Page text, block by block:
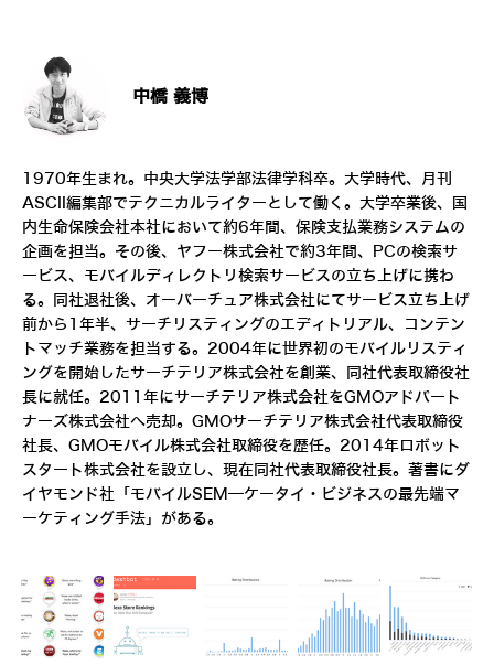
中橋 義博
1970年生まれ。中央大学法学部法律学科卒。大学時代、月刊
ASCII編集部でテクニカルライターとして働く。大学卒業後、国
内生命保険会社本社において約6年間、保険支払業務システムの
企画を担当。その後、ヤフー株式会社で約3年間、PCの検索サ
ービス、モバイルディレクトリ検索サービスの立ち上げに携わ
る。同社退社後、オーバーチュア株式会社にてサービス立ち上げ
前から1年半、サーチリスティングのエディトリアル、コンテン
トマッチ業務を担当する。2004年に世界初のモバイルリスティ
ングを開始したサーチテリア株式会社を創業、同社代表取締役社
長に就任。2011年にサーチテリア株式会社をGMOアドパート
ナーズ株式会社へ売却。GMOサーチテリア株式会社代表取締役
社長、GMOモバイル株式会社取締役を歴任。2014年ロボット
スタート株式会社を設立し、現在同社代表取締役社長。著書にダ
イヤモンド社「モバイルSEM―ケータイ・ビジネスの最先端マ
ーケティング手法」がある。